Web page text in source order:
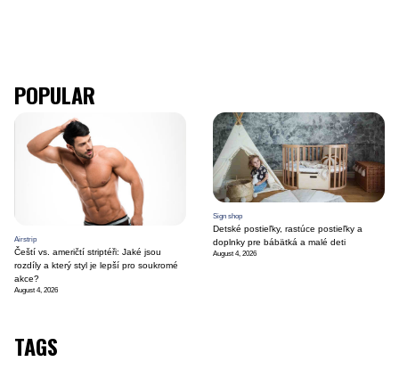
POPULAR
Airstrip
Čeští vs. američtí striptéři: Jaké jsou
rozdíly a který styl je lepší pro soukromé
akce?
August 4, 2026
Sign shop
Detské postieľky, rastúce postieľky a
doplnky pre bábätká a malé deti
August 4, 2026
TAGS